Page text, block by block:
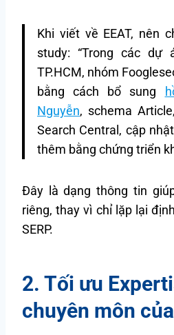
Khi viết về EEAT, nên
study: “Trong các dự
TP.HCM, nhóm
bằng cách bổ sung
Nguyễn, schema
Search Central, cập
thêm bằng chứng triển
Đây là dạng thông tin
riêng, thay vì chỉ lặp lại
SERP.
2. Tối ưu
chuyên môn